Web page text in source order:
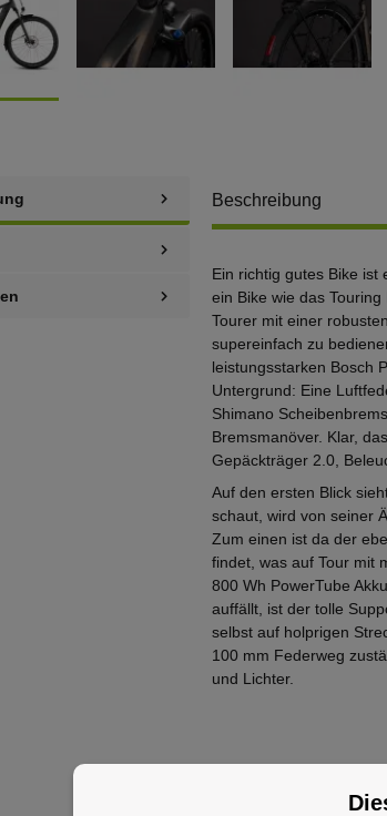
Beschreibung
Ein richtig gutes Bike ist
ein Bike wie das
Tourer mit einer
supereinfach zu
leistungsstarken Bosch
Untergrund: Eine
Shimano
Bremsmanöver. Klar,
Gepäckträger 2.0,
Auf den ersten Blick
schaut, wird von seiner
Zum einen ist da der
findet, was auf Tour mit
800 Wh PowerTube
auffällt, ist der tolle
selbst auf holprigen
100 mm Federweg
und Lichter.